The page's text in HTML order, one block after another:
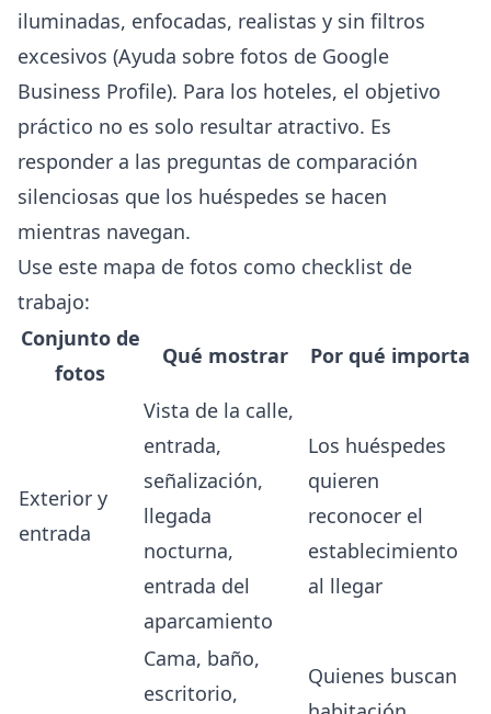
iluminadas, enfocadas, realistas y sin filtros
excesivos (Ayuda sobre fotos de Google
Business Profile). Para los hoteles, el objetivo
práctico no es solo resultar atractivo. Es
responder a las preguntas de comparación
silenciosas que los huéspedes se hacen
mientras navegan.
Use este mapa de fotos como checklist de
trabajo:
Conjunto de
fotos
Qué mostrar Por qué importa
Exterior y
entrada
Vista de la calle,
entrada,
señalización,
llegada
nocturna,
entrada del
aparcamiento
Los huéspedes
quieren
reconocer el
establecimiento
al llegar
Cama, baño,
escritorio,
Quienes buscan